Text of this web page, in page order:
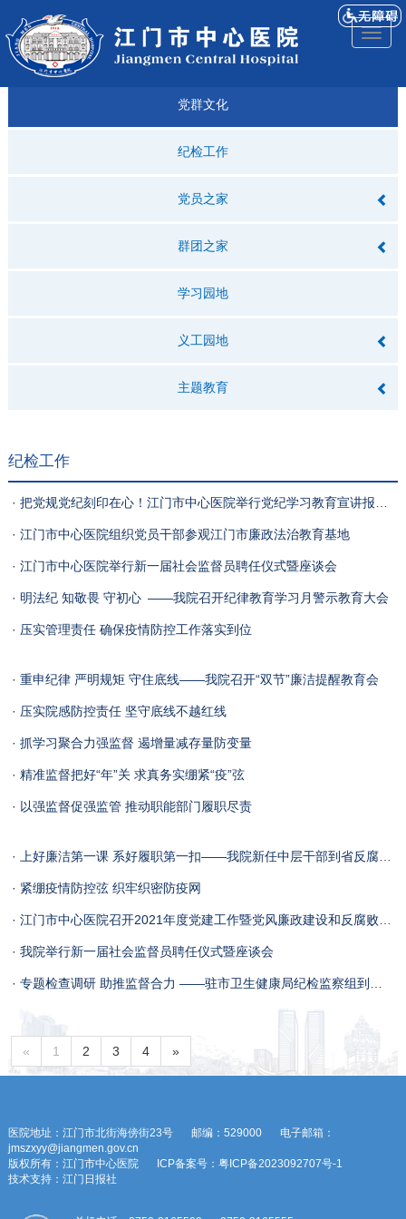
医院
简介
来院
导航
就诊
指引
专科
建设
仁济
科普
人才
招聘
仁济
医院
视频
党群文化
纪检工作
党员之家
群团之家
学习园地
义工园地
主题教育
纪检工作
· 江门市中心医院组织党员干部参观江门市廉政法治教育基地
· 江门市中心医院举行新一届社会监督员聘任仪式暨座谈会
· 明法纪 知敬畏 守初心 ——我院召开纪律教育学习月警示教育大会
· 压实管理责任 确保疫情防控工作落实到位
· 重申纪律 严明规矩 守住底线——我院召开“双节”廉洁提醒教育会
· 压实院感防控责任 坚守底线不越红线
· 抓学习聚合力强监督 遏增量减存量防变量
· 精准监督把好“年”关 求真务实绷紧“疫”弦
· 以强监督促强监管 推动职能部门履职尽责
· 紧绷疫情防控弦 织牢织密防疫网
· 我院举行新一届社会监督员聘任仪式暨座谈会
« 1 2 3 4 »
医院地址：江门市北街海傍街23号 邮编：529000
电子邮箱：
jmszxyy@jiangmen.gov.cn
版权所有：江门市中心医院
ICP备案号：粤ICP备2023092707号-1
技术支持：江门日报社